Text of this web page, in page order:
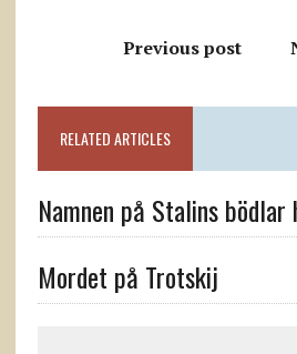
Previous post
RELATED ARTICLES
Namnen på Stalins
Mordet på Trotskij